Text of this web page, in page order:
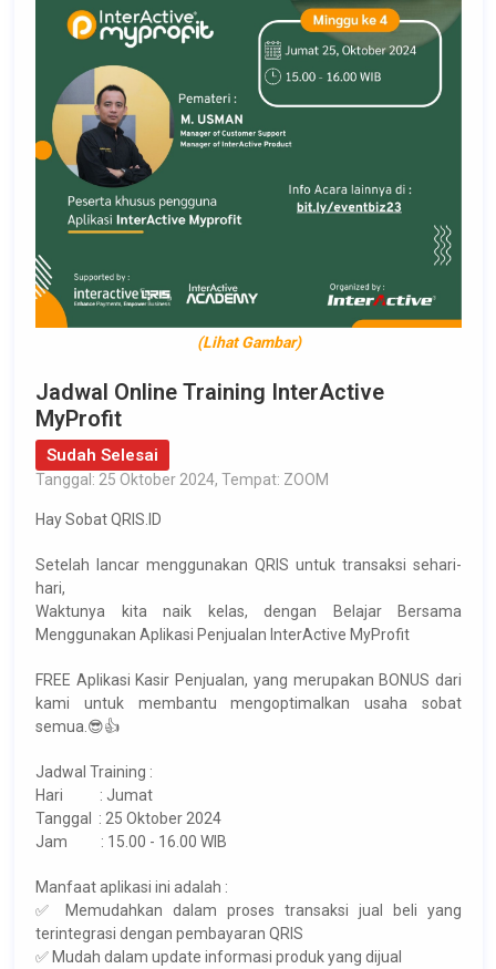
(Lihat Gambar)
Jadwal Online Training InterActive
MyProfit
Sudah Selesai
Tanggal: 25 Oktober 2024, Tempat: ZOOM
Hay Sobat QRIS.ID
Setelah lancar menggunakan QRIS untuk transaksi sehari-
hari,
Waktunya kita naik kelas, dengan Belajar Bersama
Menggunakan Aplikasi Penjualan InterActive MyProfit
FREE Aplikasi Kasir Penjualan, yang merupakan BONUS dari
kami untuk membantu mengoptimalkan usaha sobat
semua.😎👍
Jadwal Training :
Hari : Jumat
Tanggal : 25 Oktober 2024
Jam : 15.00 - 16.00 WIB
Manfaat aplikasi ini adalah :
✅ Memudahkan dalam proses transaksi jual beli yang
terintegrasi dengan pembayaran QRIS
✅ Mudah dalam update informasi produk yang dijual